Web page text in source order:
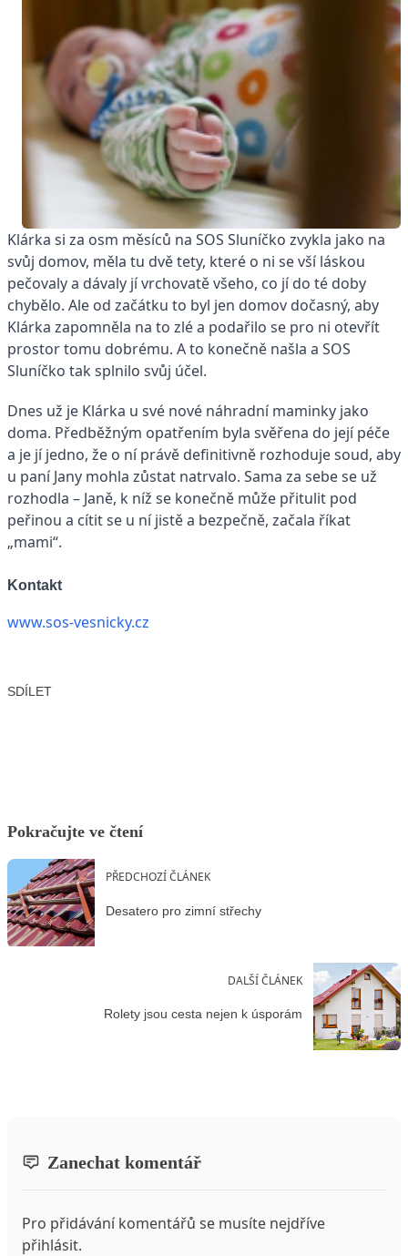
Klárka si za osm měsíců na SOS Sluníčko zvykla jako na
svůj domov, měla tu dvě tety, které o ni se vší láskou
pečovaly a dávaly jí vrchovatě všeho, co jí do té doby
chybělo. Ale od začátku to byl jen domov dočasný, aby
Klárka zapomněla na to zlé a podařilo se pro ni otevřít
prostor tomu dobrému. A to konečně našla a SOS
Sluníčko tak splnilo svůj účel.
Dnes už je Klárka u své nové náhradní maminky jako
doma. Předběžným opatřením byla svěřena do její péče
a je jí jedno, že o ní právě definitivně rozhoduje soud, aby
u paní Jany mohla zůstat natrvalo. Sama za sebe se už
rozhodla – Janě, k níž se konečně může přitulit pod
peřinou a cítit se u ní jistě a bezpečně, začala říkat
„mami“.
Kontakt
www.sos-vesnicky.cz
SDÍLET
Pokračujte ve čtení
PŘEDCHOZÍ ČLÁNEK
Desatero pro zimní střechy
DALŠÍ ČLÁNEK
Rolety jsou cesta nejen k úsporám
Zanechat komentář
Pro přidávání komentářů se musíte nejdříve
přihlásit.